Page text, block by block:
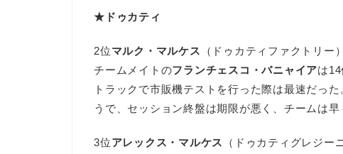
★ドゥカティ
2位マルク・マルケス （ドゥカティファクトリー
チームメイトのフランチェスコ・バニャイアは
トラックで市販機テストを行った際は最速だっ
うで、セッション終盤は期限が悪く、チームは早
3位アレックス・マルケス
（ドゥカティグレジ